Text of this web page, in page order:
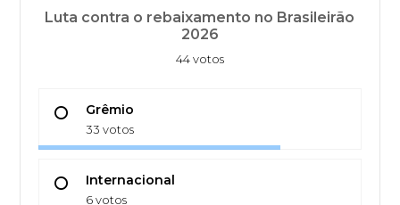
Luta contra o rebaixamento no Brasileirão
2026
44 votos
Grêmio
33 votos
Internacional
6 votos